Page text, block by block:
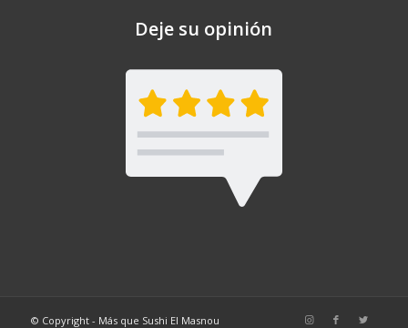
Deje su opinión
© Copyright - Más que Sushi El Masnou